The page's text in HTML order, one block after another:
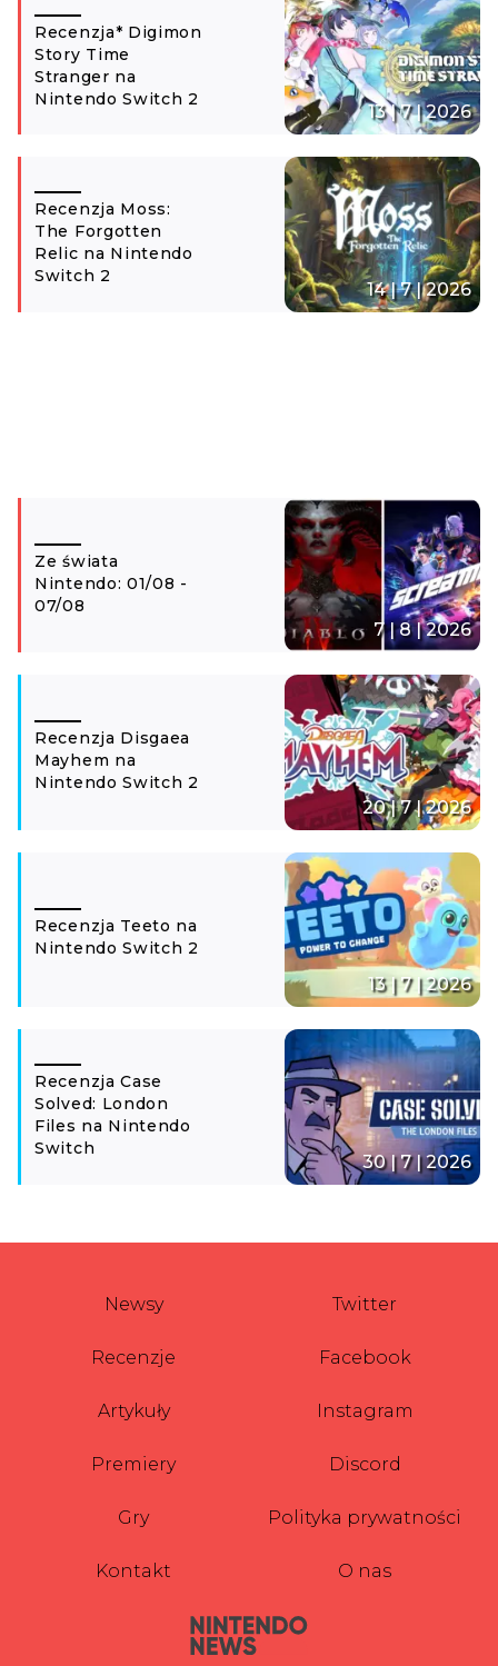
Recenzja* Digimon
Story Time
Stranger na
Nintendo Switch 2
13 | 7 | 2026
Recenzja Moss:
The Forgotten
Relic na Nintendo
Switch 2
14 | 7 | 2026
Ze świata
Nintendo: 01/08 -
07/08
7 | 8 | 2026
Recenzja Disgaea
Mayhem na
Nintendo Switch 2
20 | 7 | 2026
Recenzja Teeto na
Nintendo Switch 2
13 | 7 | 2026
Recenzja Case
Solved: London
Files na Nintendo
Switch
30 | 7 | 2026
Newsy
Recenzje
Artykuły
Premiery
Gry
Kontakt
Twitter
Facebook
Instagram
Discord
Polityka prywatności
O nas